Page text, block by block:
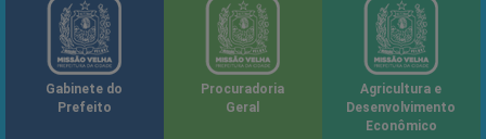
Gabinete do
Prefeito
Procuradoria
Geral
Agricultura e
Desenvolvimento
Econômico